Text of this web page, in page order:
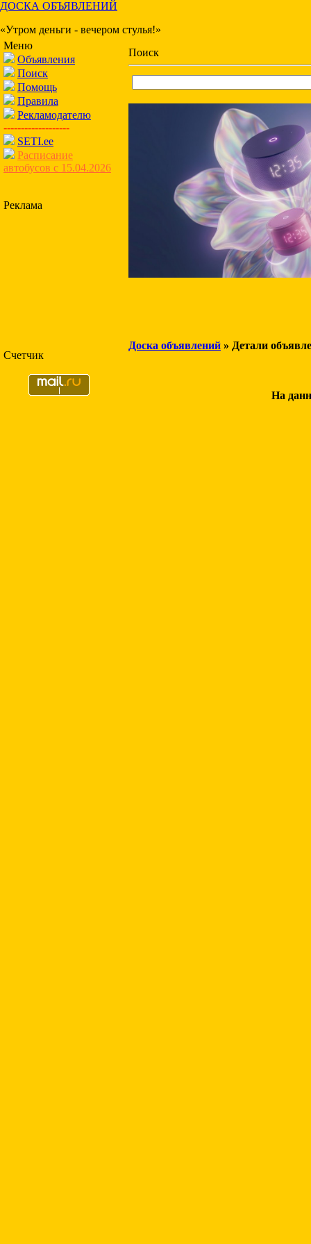
ДОСКА ОБЪЯВЛЕНИЙ
«Утром деньги - вечером стулья!»
Меню
Объявления
Поиск
Помощь
Правила
Рекламодателю
-------------------
SETI.ee
Расписание
автобусов с 15.04.2026
Реклама
Счетчик
Поиск
Доска объявлений » Детали
На